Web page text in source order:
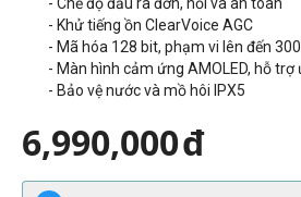
- Khử tiếng ồn ClearVoice AGC
- Mã hóa 128 bit, phạm vi lên đến
- Màn hình cảm ứng AMOLED, hỗ
- Bảo vệ nước và mồ hôi IPX5
6,990,000đ